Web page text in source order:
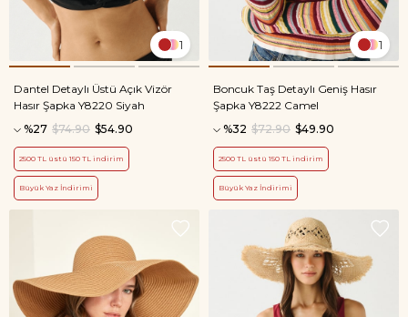
1
Dantel Detaylı Üstü Açık Vizör
Hasır Şapka Y8220 Siyah
%27
$54.90
$74.90
2500 TL üstü 150 TL indirim
Büyük Yaz İndirimi
1
Boncuk Taş Detaylı Geniş Hasır
Şapka Y8222 Camel
%32
$49.90
$72.90
2500 TL üstü 150 TL indirim
Büyük Yaz İndirimi